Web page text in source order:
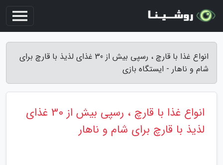
انواع غذا با قارچ ، رسپی بیش از 30 غذای لذیذ با قارچ برای
شام و ناهار - ایستگاه بازی
انواع غذا با قارچ ، رسپی بیش از 30 غذای
لذیذ با قارچ برای شام و ناهار